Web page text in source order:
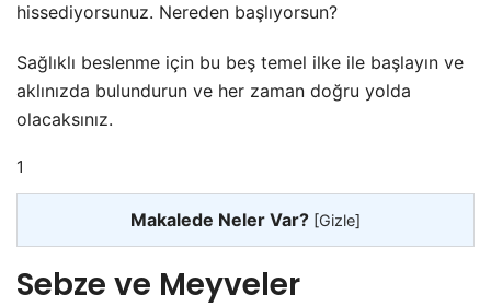
hissediyorsunuz. Nereden başlıyorsun?
Sağlıklı beslenme için bu beş temel ilke ile başlayın ve
aklınızda bulundurun ve her zaman doğru yolda
olacaksınız.
1
Makalede Neler Var? [Gizle]
Sebze ve Meyveler